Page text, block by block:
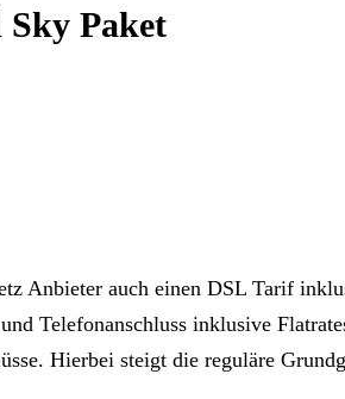
Paket
Anbieter auch einen DSL Tarif
Telefonanschluss inklusive
Hierbei steigt die reguläre